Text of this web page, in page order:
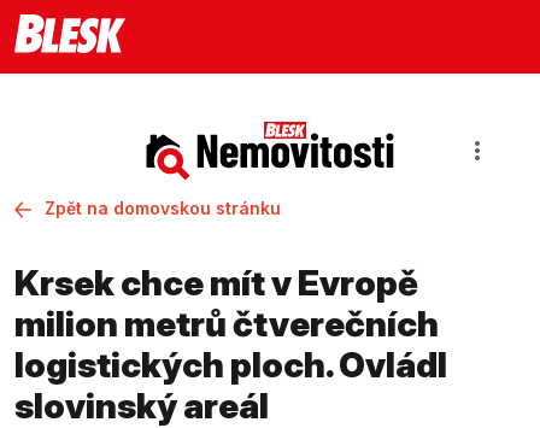
Zpět na domovskou stránku
Krsek chce mít v Evropě
milion metrů čtverečních
logistických ploch. Ovládl
slovinský areál